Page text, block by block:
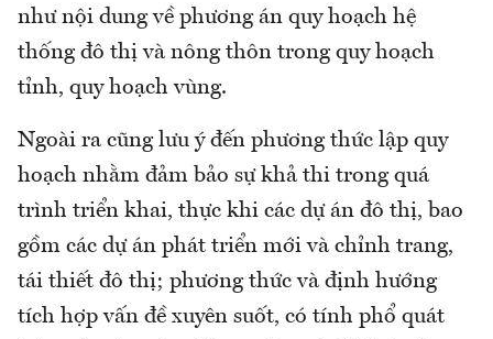
như nội dung về phương án quy hoạch hệ
thống đô thị và nông thôn trong quy hoạch
tỉnh, quy hoạch vùng.
Ngoài ra cũng lưu ý đến phương thức lập quy
hoạch nhằm đảm bảo sự khả thi trong quá
trình triển khai, thực khi các dự án đô thị, bao
gồm các dự án phát triển mới và chỉnh trang,
tái thiết đô thị; phương thức và định hướng
tích hợp vấn đề xuyên suốt, có tính phổ quát